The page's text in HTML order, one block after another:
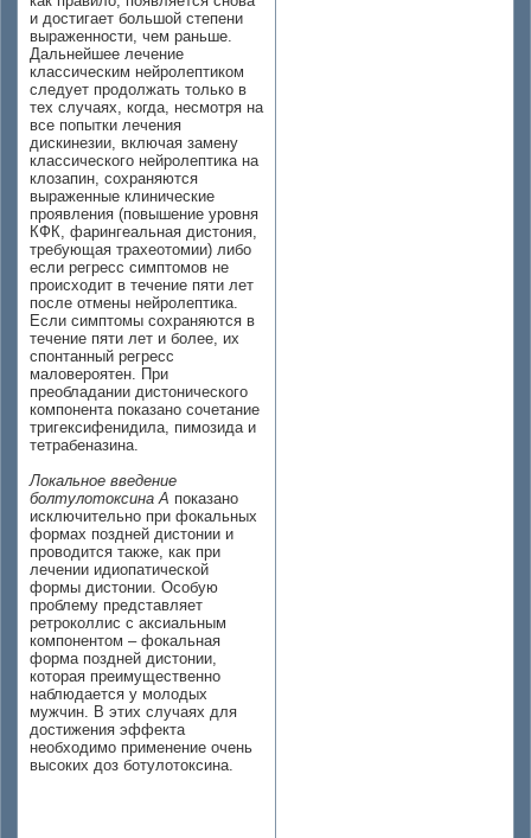
и достигает большой степени
выраженности, чем раньше.
Дальнейшее лечение
классическим нейролептиком
следует продолжать только в
тех случаях, когда, несмотря на
все попытки лечения
дискинезии, включая замену
классического нейролептика на
клозапин, сохраняются
выраженные клинические
проявления (повышение уровня
КФК, фарингеальная дистония,
требующая трахеотомии) либо
если регресс симптомов не
происходит в течение пяти лет
после отмены нейролептика.
Если симптомы сохраняются в
течение пяти лет и более, их
спонтанный регресс
маловероятен. При
преобладании дистонического
компонента показано сочетание
тригексифенидила, пимозида и
тетрабеназина.
Локальное введение
болтулотоксина А показано
исключительно при фокальных
формах поздней дистонии и
проводится также, как при
лечении идиопатической
формы дистонии. Особую
проблему представляет
ретроколлис с аксиальным
компонентом – фокальная
форма поздней дистонии,
которая преимущественно
наблюдается у молодых
мужчин. В этих случаях для
достижения эффекта
необходимо применение очень
высоких доз ботулотоксина.